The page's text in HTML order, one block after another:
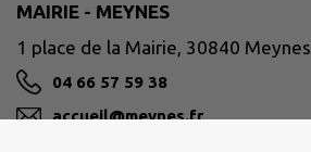
MAIRIE - MEYNES
1 place de la Mairie, 30840 Meynes
04 66 57 59 38
accueil@meynes.fr